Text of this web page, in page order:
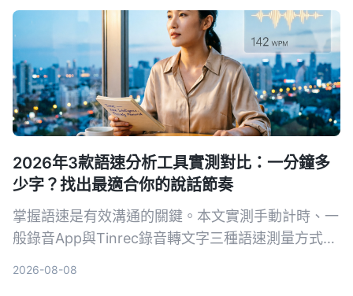
你算清楚免費版夠不夠用、什麼情況下該升級，並附
上30天免費體驗企業版的管道。
2026年3款語速分析工具實測對比：一分鐘多
少字？找出最適合你的說話節奏
掌握語速是有效溝通的關鍵。本文實測手動計時、一
般錄音App與Tinrec錄音轉文字三種語速測量方式，
2026-08-08